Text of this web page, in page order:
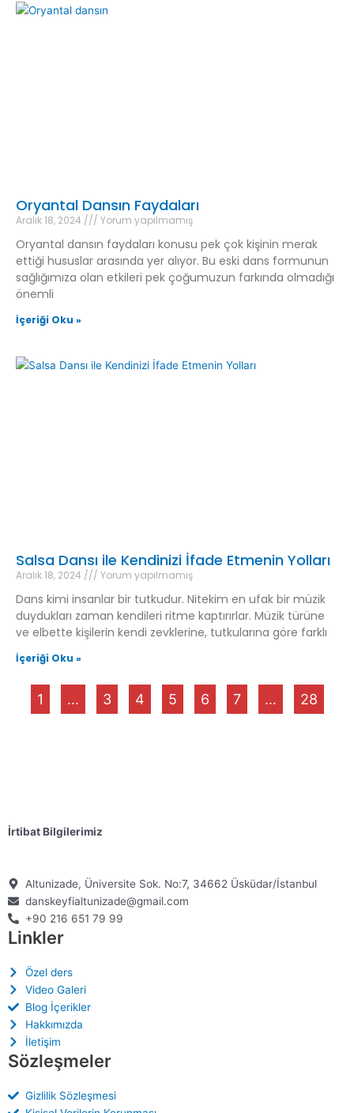
Oryantal Dansın Faydaları
Aralık 18, 2024 Yorum yapılmamış
Oryantal dansın faydaları konusu pek çok kişinin merak
ettiği hususlar arasında yer alıyor. Bu eski dans formunun
sağlığımıza olan etkileri pek çoğumuzun farkında olmadığı
önemli
İçeriği Oku »
Salsa Dansı ile Kendinizi İfade Etmenin Yolları
Aralık 18, 2024 Yorum yapılmamış
Dans kimi insanlar bir tutkudur. Nitekim en ufak bir müzik
duydukları zaman kendileri ritme kaptırırlar. Müzik türüne
ve elbette kişilerin kendi zevklerine, tutkularına göre farklı
İçeriği Oku »
1 … 3 4 5 6 7 … 28
İrtibat Bilgilerimiz
Altunizade, Üniversite Sok. No:7, 34662 Üsküdar/İstanbul
danskeyfialtunizade@gmail.com
+90 216 651 79 99
Linkler
Özel ders
Video Galeri
Blog İçerikler
Hakkımızda
İletişim
Sözleşmeler
Gizlilik Sözleşmesi